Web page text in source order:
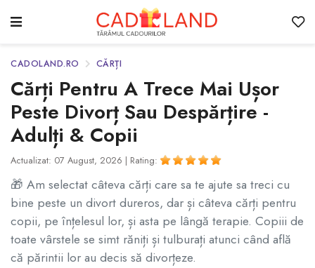
CADOLAND.RO CĂRȚI
Cărți Pentru A Trece Mai Ușor
Peste Divorț Sau Despărțire -
Adulți & Copii
Actualizat: 07 August, 2026 | Rating:
🎁 Am selectat câteva cărți care sa te ajute sa treci cu
bine peste un divort dureros, dar și câteva cărți pentru
copii, pe înțelesul lor, și asta pe lângă terapie. Copiii de
toate vârstele se simt răniți și tulburați atunci când află
că părintii lor au decis să divorțeze.